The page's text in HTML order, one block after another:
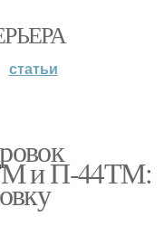
статьи
и П-44ТМ: